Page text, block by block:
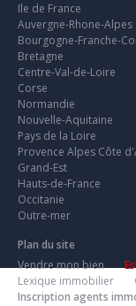
Ile de France
Auvergne-Rhone-Alpes
Bourgogne-Franche-
Bretagne
Centre-Val-de-Loire
Corse
Normandie
Nouvelle-Aquitaine
Pays de la Loire
Provence Alpes Côte
Grand-Est
Hauts-de-France
Occitanie
Outre-mer
Plan du site
Vendre mon bien
Lexique immobilier
Inscription agents